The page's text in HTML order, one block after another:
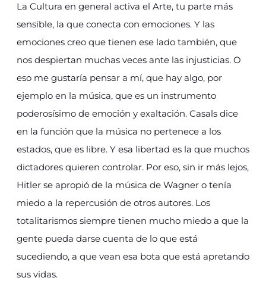
La Cultura en general activa el Arte, tu parte más
sensible, la que conecta con emociones. Y las
emociones creo que tienen ese lado también, que
nos despiertan muchas veces ante las injusticias. O
eso me gustaría pensar a mí, que hay algo, por
ejemplo en la música, que es un instrumento
poderosísimo de emoción y exaltación. Casals dice
en la función que la música no pertenece a los
estados, que es libre. Y esa libertad es la que muchos
dictadores quieren controlar. Por eso, sin ir más lejos,
Hitler se apropió de la música de Wagner o tenía
miedo a la repercusión de otros autores. Los
totalitarismos siempre tienen mucho miedo a que la
gente pueda darse cuenta de lo que está
sucediendo, a que vean esa bota que está apretando
sus vidas.